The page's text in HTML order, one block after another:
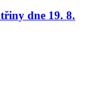
dne 19. 8.